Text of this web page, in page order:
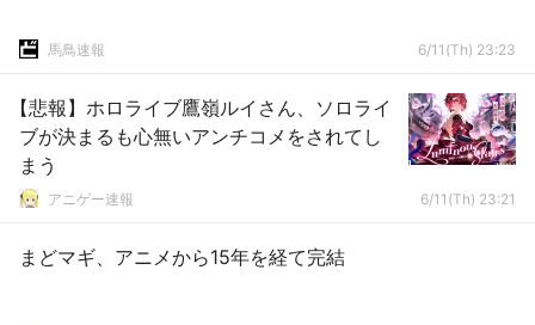
馬鳥速報 6/11(Th) 23:23
【悲報】ホロライブ鷹嶺ルイさん、ソロライ
ブが決まるも心無いアンチコメをされてし
まう
アニゲー速報 6/11(Th) 23:21
まどマギ、アニメから15年を経て完結